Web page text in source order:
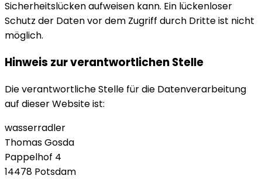
Sicherheitslücken aufweisen kann. Ein lückenloser
Schutz der Daten vor dem Zugriff durch Dritte ist nicht
möglich.
Hinweis zur verantwortlichen Stelle
Die verantwortliche Stelle für die Datenverarbeitung
auf dieser Website ist:
wasserradler
Thomas Gosda
Pappelhof 4
14478 Potsdam